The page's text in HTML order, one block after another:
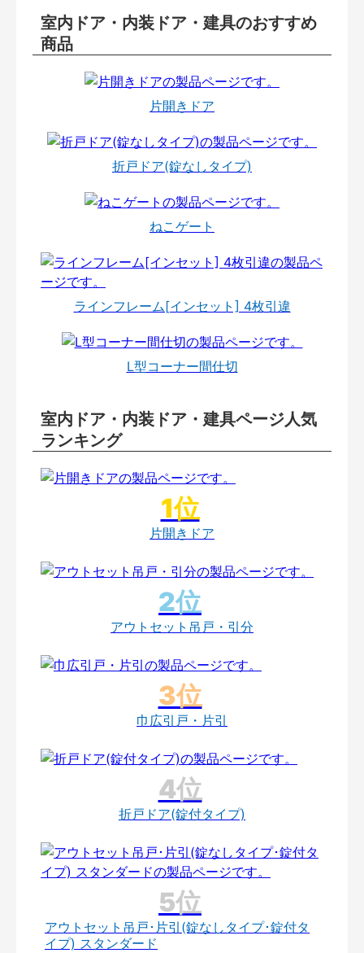
室内ドア・内装ドア・建具のおすすめ
商品
片開きドア
折戸ドア(錠なしタイプ)
ねこゲート
ラインフレーム[インセット] 4枚引違
L型コーナー間仕切
室内ドア・内装ドア・建具ページ人気
ランキング
片開きドア
アウトセット吊戸・引分
巾広引戸・片引
折戸ドア(錠付タイプ)
アウトセット吊戸･片引(錠なしタイプ･錠付タ
イプ) スタンダード